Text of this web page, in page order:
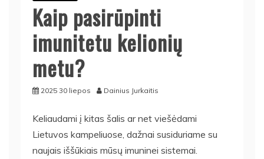
Kaip pasirūpinti
imunitetu kelionių
metu?
2025 30 liepos Dainius Jurkaitis
Keliaudami į kitas šalis ar net viešėdami
Lietuvos kampeliuose, dažnai susiduriame su
naujais iššūkiais mūsų imuninei sistemai.